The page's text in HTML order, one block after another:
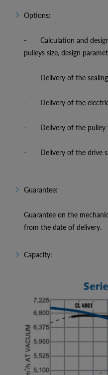
Options:
- Calculation and design
pulleys size, design
- Delivery of the sealing
- Delivery of the
- Delivery of the pulley
- Delivery of the drive
Guarantee:
Guarantee on the
from the date of delivery.
Capacity: